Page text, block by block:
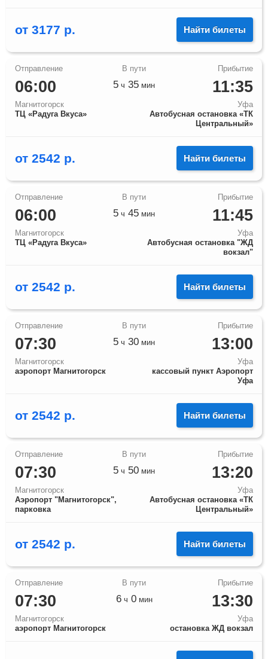
от 3177 р. Найти билеты
06:00
Магнитогорск
ТЦ «Радуга Вкуса»
11:35
Уфа
Автобусная остановка «ТК
Центральный»
5 ч 35 мин
от 2542 р. Найти билеты
06:00
Магнитогорск
ТЦ «Радуга Вкуса»
11:45
Уфа
Автобусная остановка "ЖД
вокзал"
5 ч 45 мин
от 2542 р. Найти билеты
07:30
Магнитогорск
аэропорт Магнитогорск
13:00
Уфа
кассовый пункт Аэропорт
Уфа
5 ч 30 мин
от 2542 р. Найти билеты
07:30
Магнитогорск
Аэропорт "Магнитогорск",
парковка
13:20
Уфа
Автобусная остановка «ТК
Центральный»
5 ч 50 мин
от 2542 р. Найти билеты
07:30
Магнитогорск
аэропорт Магнитогорск
13:30
Уфа
остановка ЖД вокзал
6ч 0мин